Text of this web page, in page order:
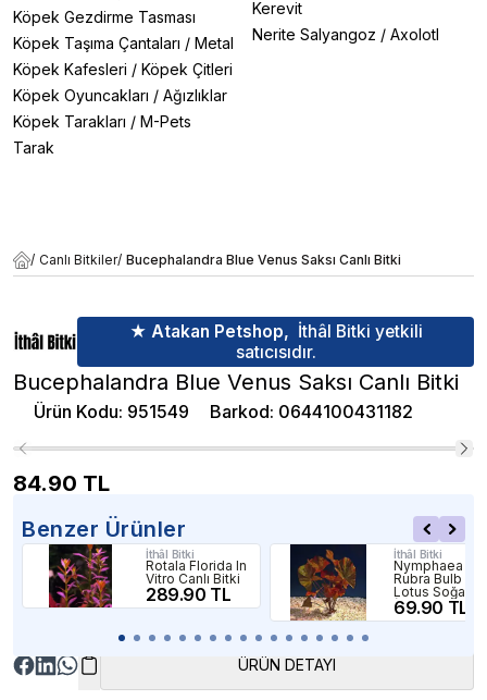
Köpek Gezdirme Tasması
Köpek Taşıma Çantaları / Metal
Köpek Kafesleri / Köpek Çitleri
Köpek Oyuncakları / Ağızlıklar
Köpek Tarakları / M-Pets
Tarak
Kerevit
Nerite Salyangoz / Axolotl
/ Canlı Bitkiler/ Bucephalandra Blue Venus Saksı Canlı Bitki
★ Atakan Petshop, İthâl Bitki yetkili
satıcısıdır.
Bucephalandra Blue Venus Saksı Canlı Bitki
Ürün Kodu: 951549 Barkod: 0644100431182
84.90 TL
Benzer Ürünler
İthâl Bitki
Rotala Florida In
Vitro Canlı Bitki
289.90 TL
İthâl Bitki
Nymphaea
Rubra Bulb
Lotus Soğanı
(Kırmızı) Canlı
Bitki
69.90 TL
ÜRÜN DETAYI